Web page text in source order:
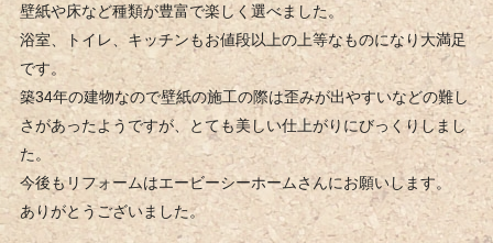
壁紙や床など種類が豊富で楽しく選べました。
浴室、トイレ、キッチンもお値段以上の上等なものになり大満足
です。
築34年の建物なので壁紙の施工の際は歪みが出やすいなどの難し
さがあったようですが、とても美しい仕上がりにびっくりしまし
た。
今後もリフォームはエービーシーホームさんにお願いします。
ありがとうございました。